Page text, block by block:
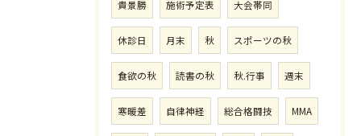
貴景勝 施術予定表 大会帯同
休診日 月末 秋 スポーツの秋
食欲の秋 読書の秋 秋.行事 週末
寒暖差 自律神経 総合格闘技 MMA